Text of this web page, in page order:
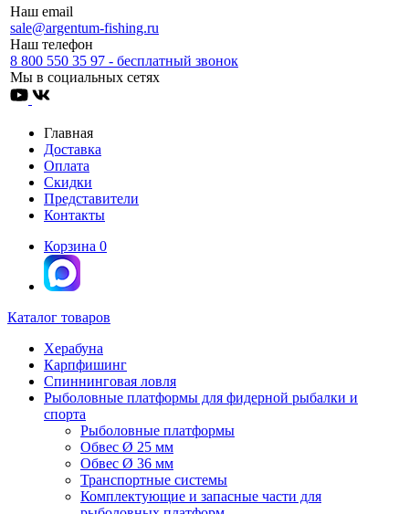
Наш email
sale@argentum-fishing.ru
Наш телефон
8 800 550 35 97 - бесплатный звонок
Мы в социальных сетях
Главная
Доставка
Оплата
Скидки
Представители
Контакты
Корзина 0
Каталог товаров
Херабуна
Карпфишинг
Спиннинговая ловля
Рыболовные платформы для фидерной рыбалки и
спорта
Рыболовные платформы
Обвес Ø 25 мм
Обвес Ø 36 мм
Транспортные системы
Комплектующие и запасные части для